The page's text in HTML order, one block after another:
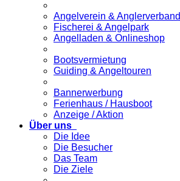
Angelverein & Anglerverband
Fischerei & Angelpark
Angelladen & Onlineshop
Bootsvermietung
Guiding & Angeltouren
Bannerwerbung
Ferienhaus / Hausboot
Anzeige / Aktion
Über uns
Die Idee
Die Besucher
Das Team
Die Ziele